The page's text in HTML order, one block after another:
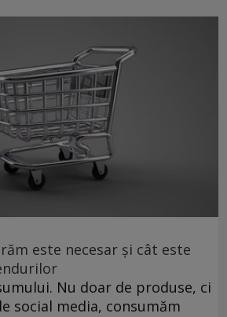
este necesar și cât este
Nu doar de produse, ci
social media, consumăm